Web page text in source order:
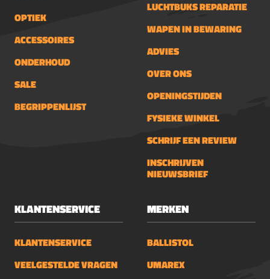
OPTIEK
ACCESSOIRES
ONDERHOUD
SALE
BEGRIPPENLIJST
LUCHTBUKS REPARATIE
WAPEN IN BEWARING
ADVIES
OVER ONS
OPENINGSTIJDEN
FYSIEKE WINKEL
SCHRIJF EEN REVIEW
INSCHRIJVEN
NIEUWSBRIEF
KLANTENSERVICE
KLANTENSERVICE
VEELGESTELDE VRAGEN
MERKEN
BALLISTOL
UMAREX